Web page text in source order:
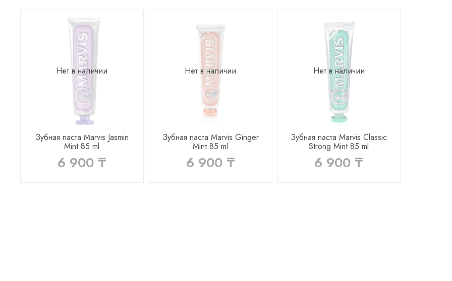
Нет в наличии
Зубная паста Marvis Jasmin
Mint 85 ml
6 900 ₸
Нет в наличии
Зубная паста Marvis Ginger
Mint 85 ml
6 900 ₸
Нет в наличии
Зубная паста Marvis Classic
Strong Mint 85 ml
6 900 ₸